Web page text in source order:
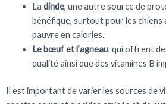
La dinde, une autre source de
bénéfique, surtout pour les chiens
pauvre en calories.
Le bœuf et l’agneau, qui offrent
qualité ainsi que des vitamines B
Il est important de varier les sources de